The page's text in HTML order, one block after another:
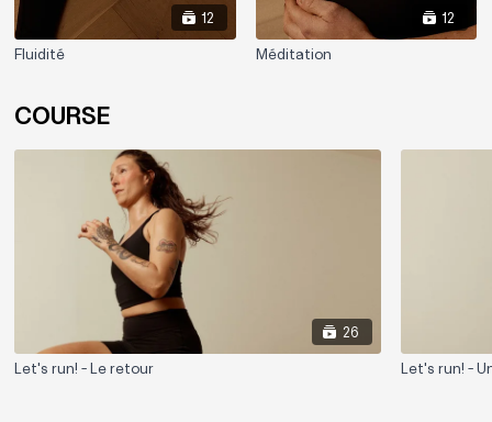
12
Fluidité
12
Méditation
COURSE
26
Let's run! - Le retour Let's run! -